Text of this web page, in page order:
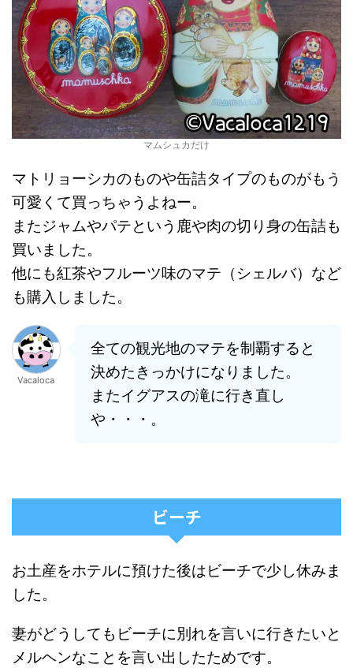
マムシュカだけ
マトリョーシカのものや缶詰タイプのものがもう
可愛くて買っちゃうよねー。
またジャムやパテという鹿や肉の切り身の缶詰も
買いました。
他にも紅茶やフルーツ味のマテ（シェルバ）など
も購入しました。
Vacaloca
全ての観光地のマテを制覇すると
決めたきっかけになりました。
またイグアスの滝に行き直し
や・・・。
ビーチ
お土産をホテルに預けた後はビーチで少し休みま
した。
妻がどうしてもビーチに別れを言いに行きたいと
メルヘンなことを言い出したためです。